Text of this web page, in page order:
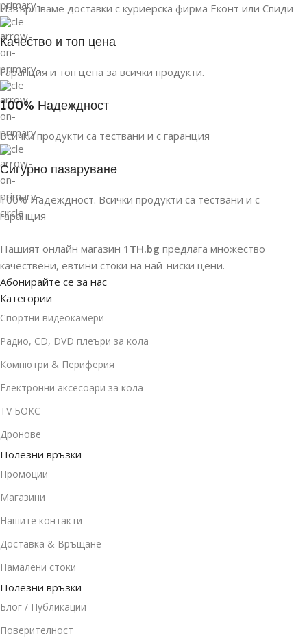
Извършваме доставки с куриерска фирма Еконт или Спиди
Качество и топ цена
Гаранция и топ цена за всички продукти.
100% Надеждност
Всички продукти са тествани и с гаранция
Сигурно пазаруване
100% Надеждност. Всички продукти са тествани и с
гаранция
Нашият онлайн магазин 1TH.bg предлага множество
качествени, евтини стоки на най-ниски цени.
Абонирайте се за нас
Категории
Спортни видеокамери
Радио, CD, DVD плеъри за кола
Компютри & Периферия
Електронни аксесоари за кола
TV БОКС
Дронове
Полезни връзки
Промоции
Магазини
Нашите контакти
Доставка & Връщане
Намалени стоки
Полезни връзки
Блог / Публикации
Поверителност